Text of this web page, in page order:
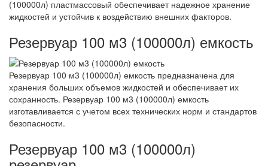
(100000л) пластмассовый обеспечивает надежное хранение
жидкостей и устойчив к воздействию внешних факторов.
Резервуар 100 м3 (100000л) емкость
Резервуар 100 м3 (100000л) емкость предназначена для
хранения больших объемов жидкостей и обеспечивает их
сохранность. Резервуар 100 м3 (100000л) емкость
изготавливается с учетом всех технических норм и стандартов
безопасности.
Резервуар 100 м3 (100000л)